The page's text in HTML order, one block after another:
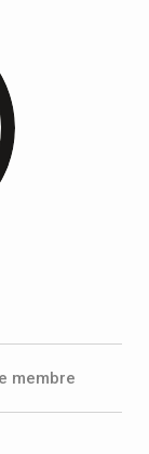
membre